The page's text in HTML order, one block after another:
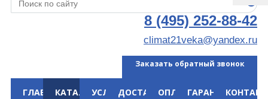
8 (495) 252-88-42
climat21veka@yandex.ru
Заказать обратный звонок
ГЛАВНАЯКАТАЛОГУСЛУГИДОСТАВКАОПЛАТАГАРАНТИЯ